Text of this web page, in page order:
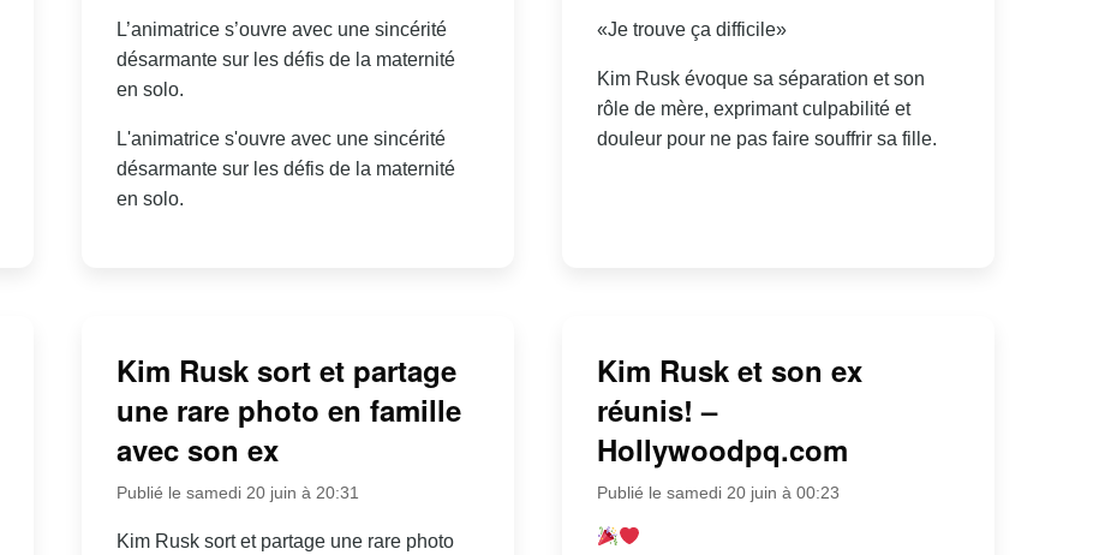
L’animatrice s’ouvre avec une sincérité
désarmante sur les défis de la maternité
en solo.
L'animatrice s'ouvre avec une sincérité
désarmante sur les défis de la maternité
en solo.
«Je trouve ça difficile»
Kim Rusk évoque sa séparation et son
rôle de mère, exprimant culpabilité et
douleur pour ne pas faire souffrir sa fille.
Kim Rusk sort et partage
une rare photo en famille
avec son ex
Publié le samedi 20 juin à 20:31
Kim Rusk sort et partage une rare photo
Kim Rusk et son ex
réunis! –
Hollywoodpq.com
Publié le samedi 20 juin à 00:23